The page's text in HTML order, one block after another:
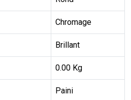
Chromage
Brillant
0.00 Kg
Paini